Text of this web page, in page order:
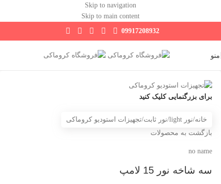
Skip to navigation
Skip to main content
09917208932
منو
برای بزرگنمایی کلیک کنید
خانه/نور light /نور ثابت/تجهیزات استودیو کروماکی
بازگشت به محصولات
no name
سه شاخه نور 15 لامپ